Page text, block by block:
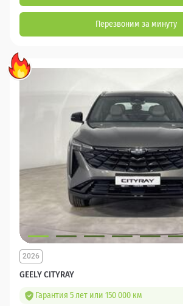
Перезвоним за минуту
GEELY CITYRAY
2026
Гарантия 5 лет или 150 000 км